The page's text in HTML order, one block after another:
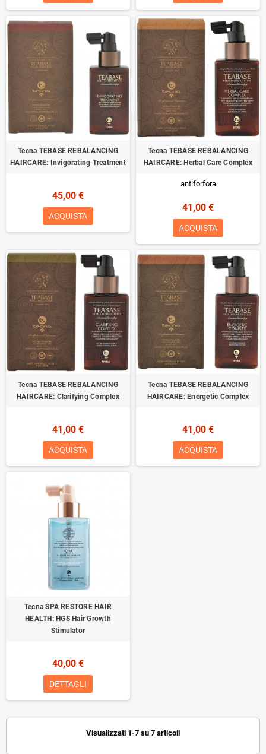
Tecna TEBASE REBALANCING
HAIRCARE: Invigorating Treatment
45,00 €
ACQUISTA
Tecna TEBASE REBALANCING
HAIRCARE: Herbal Care Complex
antiforfora
41,00 €
ACQUISTA
Tecna TEBASE REBALANCING
HAIRCARE: Clarifying Complex
41,00 €
ACQUISTA
Tecna TEBASE REBALANCING
HAIRCARE: Energetic Complex
41,00 €
ACQUISTA
Tecna SPA RESTORE HAIR
HEALTH: HGS Hair Growth
Stimulator
40,00 €
DETTAGLI
Visualizzati 1-7 su 7 articoli